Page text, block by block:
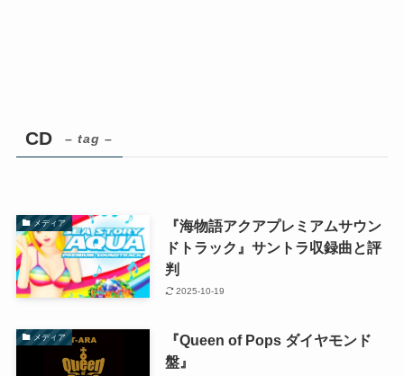
CD – tag –
メディア
『海物語アクアプレミアムサウン
ドトラック』サントラ収録曲と評
判
2025-10-19
メディア
『Queen of Pops ダイヤモンド
盤』